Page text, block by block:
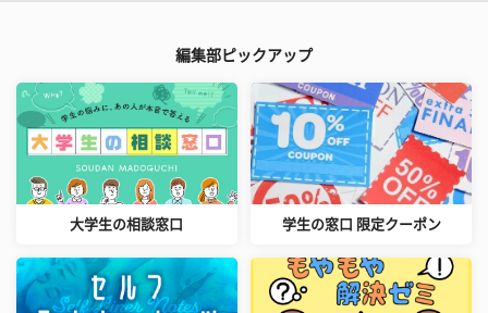
編集部ピックアップ
大学生の相談窓口 学生の窓口 限定クーポン